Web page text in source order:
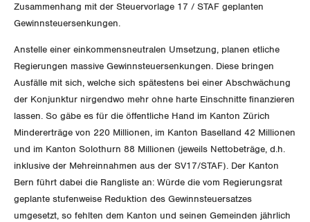
Arbeitslosenversicherung
Überbrückungsleistung
Ergänzungsleistungen
Invalidenversicherung
Unfallversicherung
Gesundheit
Verkehr
Kommunikation und Medien
GLEICHSTELLUNG
BILDUNG & JUGEND
MIGRATION
GEWERKSCHAFTSPOLITIK
International
SERVICE
GEWERKSCHAFTSMITGLIED WERDEN
Zusammenhang mit der Steuervorlage 17 / STAF geplanten
Gewinnsteuersenkungen.
Anstelle einer einkommensneutralen Umsetzung, planen etliche
Regierungen massive Gewinnsteuersenkungen. Diese bringen
Ausfälle mit sich, welche sich spätestens bei einer Abschwächung
der Konjunktur nirgendwo mehr ohne harte Einschnitte finanzieren
lassen. So gäbe es für die öffentliche Hand im Kanton Zürich
Mindererträge von 220 Millionen, im Kanton Baselland 42 Millionen
und im Kanton Solothurn 88 Millionen (jeweils Nettobeträge, d.h.
inklusive der Mehreinnahmen aus der SV17/STAF). Der Kanton
Bern führt dabei die Rangliste an: Würde die vom Regierungsrat
geplante stufenweise Reduktion des Gewinnsteuersatzes
umgesetzt, so fehlten dem Kanton und seinen Gemeinden jährlich